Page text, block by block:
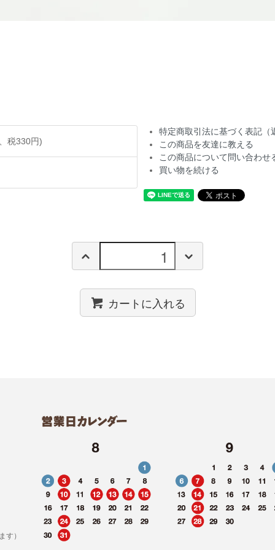
税330円)
特定商取引法に基づく表記（
この商品を友達に教える
この商品について問い合わせ
買い物を続ける
カートに入れる
す）